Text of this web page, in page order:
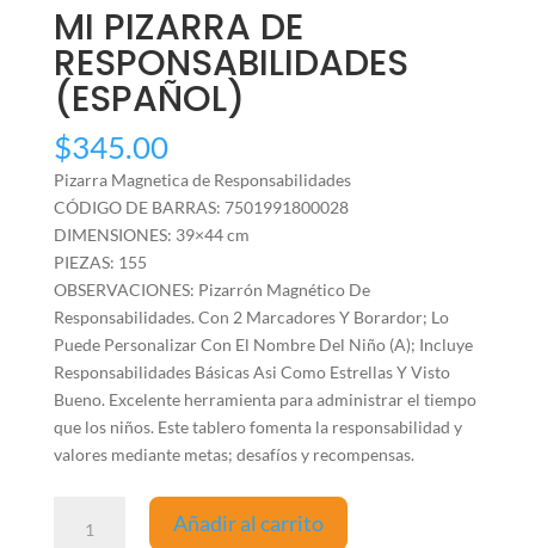
MI PIZARRA DE
RESPONSABILIDADES
(ESPAÑOL)
$345.00
Pizarra Magnetica de Responsabilidades
CÓDIGO DE BARRAS: 7501991800028
DIMENSIONES: 39×44 cm
PIEZAS: 155
OBSERVACIONES: Pizarrón Magnético De
Responsabilidades. Con 2 Marcadores Y Borardor; Lo
Puede Personalizar Con El Nombre Del Niño (A); Incluye
Responsabilidades Básicas Asi Como Estrellas Y Visto
Bueno. Excelente herramienta para administrar el tiempo
que los niños. Este tablero fomenta la responsabilidad y
valores mediante metas; desafíos y recompensas.
PIZARRA
Añadir al carrito